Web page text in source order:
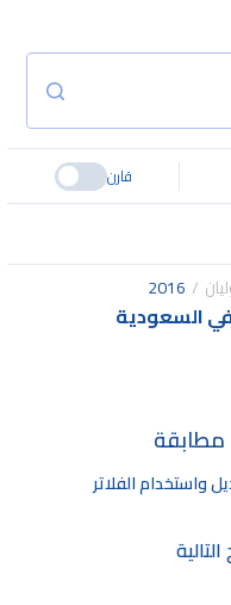
قارن
2016
مطابقة
واستخدام الفلاتر